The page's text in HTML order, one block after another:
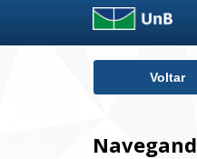
Voltar